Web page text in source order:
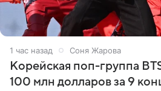
1 час назад Соня Жарова
Корейская поп-группа
100 млн долларов за 9